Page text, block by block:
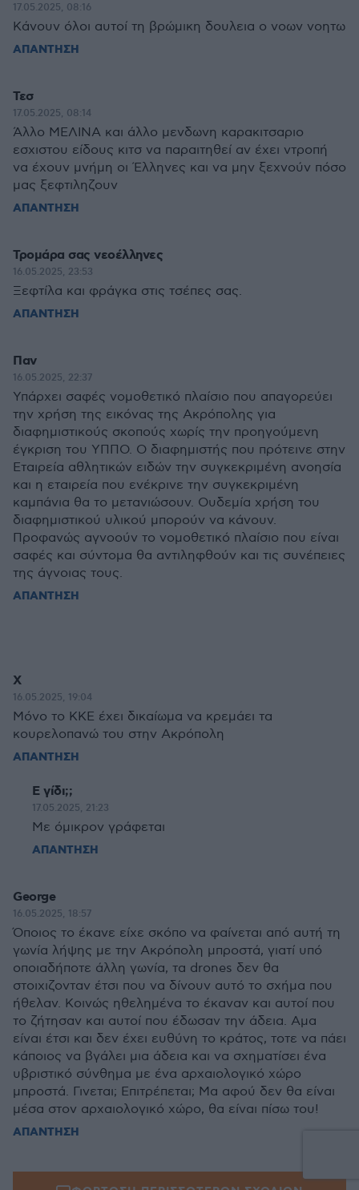
17.05.2025, 08:16
Κάνουν όλοι αυτοί τη βρώμικη δουλεια ο νοων νοητω
ΑΠΑΝΤΗΣΗ
Τεσ
17.05.2025, 08:14
Άλλο ΜΕΛΙΝΑ και άλλο μενδωνη καρακιτσαριο
εσχιστου είδους κιτσ να παραιτηθεί αν έχει ντροπή
να έχουν μνήμη οι Έλληνες και να μην ξεχνούν πόσο
μας ξεφτιληζουν
ΑΠΑΝΤΗΣΗ
Τρομάρα σας νεοέλληνες
16.05.2025, 23:53
Ξεφτίλα και φράγκα στις τσέπες σας.
ΑΠΑΝΤΗΣΗ
Παν
16.05.2025, 22:37
Υπάρχει σαφές νομοθετικό πλαίσιο που απαγορεύει
την χρήση της εικόνας της Ακρόπολης για
διαφημιστικούς σκοπούς χωρίς την προηγούμενη
έγκριση του ΥΠΠΟ. Ο διαφημιστής που πρότεινε στην
Εταιρεία αθλητικών ειδών την συγκεκριμένη ανοησία
και η εταιρεία που ενέκρινε την συγκεκριμένη
καμπάνια θα το μετανιώσουν. Ουδεμία χρήση του
διαφημιστικού υλικού μπορούν να κάνουν.
Προφανώς αγνοούν το νομοθετικό πλαίσιο που είναι
σαφές και σύντομα θα αντιληφθούν και τις συνέπειες
της άγνοιας τους.
ΑΠΑΝΤΗΣΗ
Χ
16.05.2025, 19:04
Μόνο το ΚΚΕ έχει δικαίωμα να κρεμάει τα
κουρελοπανώ του στην Ακρόπολη
ΑΠΑΝΤΗΣΗ
Ε γίδι;;
17.05.2025, 21:23
Με όμικρον γράφεται
ΑΠΑΝΤΗΣΗ
George
16.05.2025, 18:57
Όποιος το έκανε είχε σκόπο να φαίνεται από αυτή τη
γωνία λήψης με την Ακρόπολη μπροστά, γιατί υπό
οποιαδήποτε άλλη γωνία, τα drones δεν θα
στοιχιζονταν έτσι που να δίνουν αυτό το σχήμα που
ήθελαν. Κοινώς ηθελημένα το έκαναν και αυτοί που
το ζήτησαν και αυτοί που έδωσαν την άδεια. Αμα
είναι έτσι και δεν έχει ευθύνη το κράτος, τοτε να πάει
κάποιος να βγάλει μια άδεια και να σχηματίσει ένα
υβριστικό σύνθημα με ένα αρχαιολογικό χώρο
μπροστά. Γινεται; Επιτρέπεται; Μα αφού δεν θα είναι
μέσα στον αρχαιολογικό χώρο, θα είναι πίσω του!
ΑΠΑΝΤΗΣΗ